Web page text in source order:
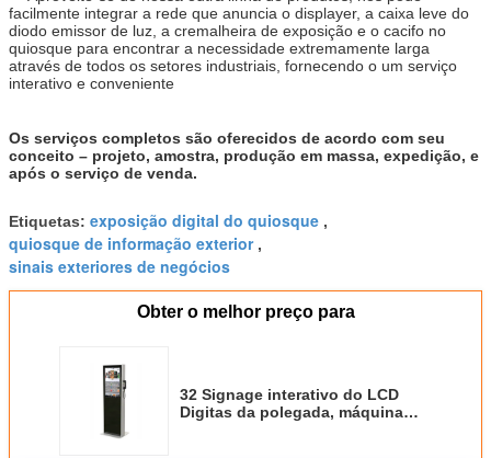
facilmente integrar a rede que anuncia o displayer, a caixa leve do
diodo emissor de luz, a cremalheira de exposição e o cacifo no
quiosque para encontrar a necessidade extremamente larga
através de todos os setores industriais, fornecendo o um serviço
interativo e conveniente
Os serviços completos são oferecidos de acordo com seu
conceito – projeto, amostra, produção em massa, expedição, e
após o serviço de venda.
Etiquetas: exposição digital do quiosque ,
quiosque de informação exterior,
sinais exteriores de negócios
Obter o melhor preço para
32 Signage interativo do LCD
Digitas da polegada, máquina